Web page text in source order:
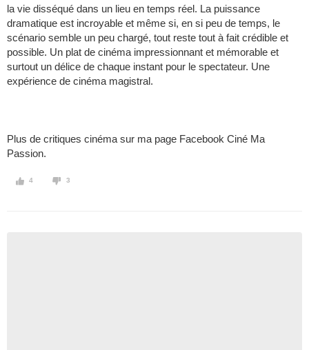
la vie disséqué dans un lieu en temps réel. La puissance
dramatique est incroyable et même si, en si peu de temps, le
scénario semble un peu chargé, tout reste tout à fait crédible et
possible. Un plat de cinéma impressionnant et mémorable et
surtout un délice de chaque instant pour le spectateur. Une
expérience de cinéma magistral.
Plus de critiques cinéma sur ma page Facebook Ciné Ma
Passion.
4 3